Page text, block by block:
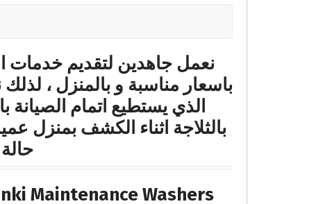
نعمل جاهدين لتقديم خدمات
باسعار مناسبة و بالمنزل ،
الذي يستطيع اتمام
بالثلاجة اثناء الكشف بمنزل